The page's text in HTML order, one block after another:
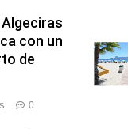
con un
de
0